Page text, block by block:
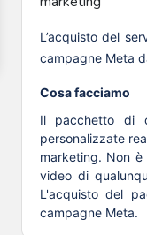
L’acquisto del
campagne Meta
Cosa facciamo
Il pacchetto di
personalizzate
marketing. Non
video di
L'acquisto del
campagne Meta.